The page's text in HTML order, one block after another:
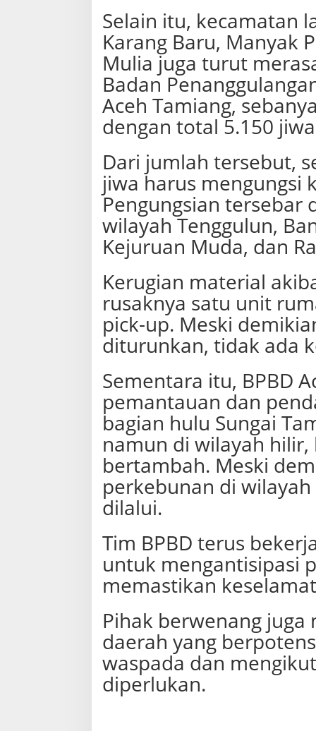
Selain itu, kecamatan
Karang Baru, Manyak
Mulia juga turut
Badan
Aceh Tamiang,
dengan total 5.150
Dari jumlah tersebut,
jiwa harus mengungsi
Pengungsian tersebar
wilayah Tenggulun,
Kejuruan Muda, dan
Kerugian material
rusaknya satu unit
pick-up. Meski
diturunkan, tidak ada
Sementara itu, BPBD
pemantauan dan
bagian hulu Sungai
namun di wilayah
bertambah. Meski
perkebunan di
dilalui.
Tim BPBD terus
untuk mengantisipasi
memastikan
Pihak berwenang
daerah yang
waspada dan
diperlukan.